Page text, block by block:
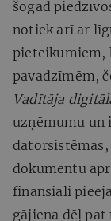
šogad
notiek arī ar
pieteikumiem,
pavadzīmēm,
Vadītāja
uzņēmumu un
dokumentu
finansiāli
gājiena dēļ